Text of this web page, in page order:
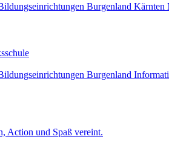
Burgenland Kärnten
Burgenland
Action und Spaß vereint.